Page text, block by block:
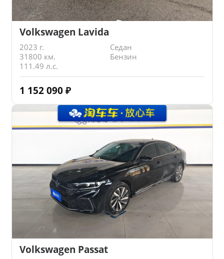
Volkswagen Lavida
2023 г.
Седан
31800 км.
Бензин
111.49 л.с.
1 152 090 ₽
Volkswagen Passat